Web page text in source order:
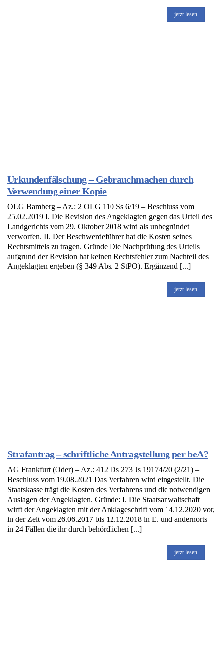
jetzt lesen
Urkundenfälschung – Gebrauchmachen durch
Verwendung einer Kopie
OLG Bamberg – Az.: 2 OLG 110 Ss 6/19 – Beschluss vom
25.02.2019 I. Die Revision des Angeklagten gegen das Urteil des
Landgerichts vom 29. Oktober 2018 wird als unbegründet
verworfen. II. Der Beschwerdeführer hat die Kosten seines
Rechtsmittels zu tragen. Gründe Die Nachprüfung des Urteils
aufgrund der Revision hat keinen Rechtsfehler zum Nachteil des
Angeklagten ergeben (§ 349 Abs. 2 StPO). Ergänzend [...]
jetzt lesen
Strafantrag – schriftliche Antragstellung per beA?
AG Frankfurt (Oder) – Az.: 412 Ds 273 Js 19174/20 (2/21) –
Beschluss vom 19.08.2021 Das Verfahren wird eingestellt. Die
Staatskasse trägt die Kosten des Verfahrens und die notwendigen
Auslagen der Angeklagten. Gründe: I. Die Staatsanwaltschaft
wirft der Angeklagten mit der Anklageschrift vom 14.12.2020 vor,
in der Zeit vom 26.06.2017 bis 12.12.2018 in E. und andernorts
in 24 Fällen die ihr durch behördlichen [...]
jetzt lesen